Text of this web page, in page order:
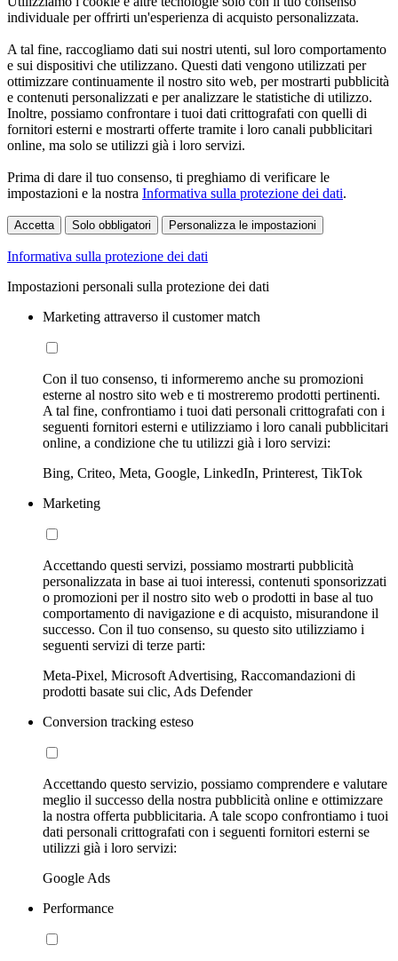
individuale per offrirti un'esperienza di acquisto personalizzata.
A tal fine, raccogliamo dati sui nostri utenti, sul loro comportamento
e sui dispositivi che utilizzano. Questi dati vengono utilizzati per
ottimizzare continuamente il nostro sito web, per mostrarti pubblicità
e contenuti personalizzati e per analizzare le statistiche di utilizzo.
Inoltre, possiamo confrontare i tuoi dati crittografati con quelli di
fornitori esterni e mostrarti offerte tramite i loro canali pubblicitari
online, ma solo se utilizzi già i loro servizi.
Prima di dare il tuo consenso, ti preghiamo di verificare le
impostazioni e la nostra Informativa sulla protezione dei dati.
Accetta Solo obbligatori Personalizza le impostazioni
Informativa sulla protezione dei dati
Impostazioni personali sulla protezione dei dati
Marketing attraverso il customer match
Con il tuo consenso, ti informeremo anche su promozioni
esterne al nostro sito web e ti mostreremo prodotti pertinenti.
A tal fine, confrontiamo i tuoi dati personali crittografati con i
seguenti fornitori esterni e utilizziamo i loro canali pubblicitari
online, a condizione che tu utilizzi già i loro servizi:
Bing, Criteo, Meta, Google, LinkedIn, Printerest, TikTok
Marketing
Accettando questi servizi, possiamo mostrarti pubblicità
personalizzata in base ai tuoi interessi, contenuti sponsorizzati
o promozioni per il nostro sito web o prodotti in base al tuo
comportamento di navigazione e di acquisto, misurandone il
successo. Con il tuo consenso, su questo sito utilizziamo i
seguenti servizi di terze parti:
Meta-Pixel, Microsoft Advertising, Raccomandazioni di
prodotti basate sui clic, Ads Defender
Conversion tracking esteso
Accettando questo servizio, possiamo comprendere e valutare
meglio il successo della nostra pubblicità online e ottimizzare
la nostra offerta pubblicitaria. A tale scopo confrontiamo i tuoi
dati personali crittografati con i seguenti fornitori esterni se
utilizzi già i loro servizi:
Google Ads
Performance